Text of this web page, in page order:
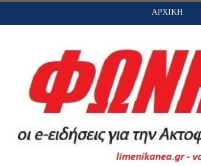
ΑΡΧΙΚΗ